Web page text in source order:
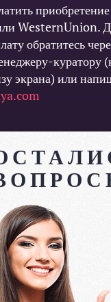
WesternUnion.
обратитесь
экрана) или